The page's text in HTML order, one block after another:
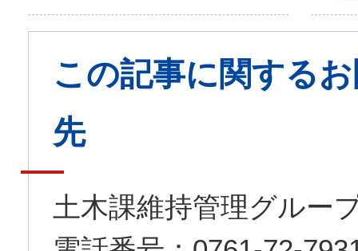
この記事に関する
先
土木課維持管理グルー